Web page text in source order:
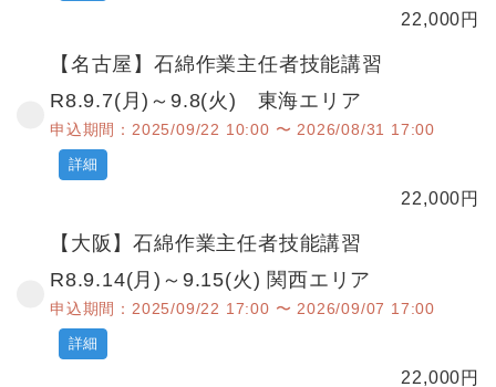
22,000円
【名古屋】石綿作業主任者技能講習
R8.9.7(月)～9.8(火) 東海エリア
申込期間：2025/09/22 10:00 〜 2026/08/31 17:00
詳細
22,000円
【大阪】石綿作業主任者技能講習
R8.9.14(月)～9.15(火) 関西エリア
申込期間：2025/09/22 17:00 〜 2026/09/07 17:00
詳細
22,000円